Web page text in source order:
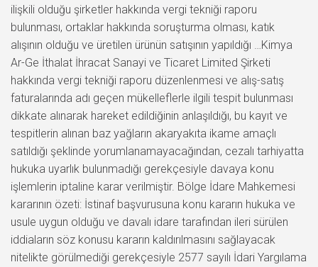
ilişkili olduğu şirketler hakkında vergi tekniği raporu
bulunması, ortaklar hakkında soruşturma olması, katık
alışının olduğu ve üretilen ürünün satışının yapıldığı …Kimya
Ar-Ge İthalat İhracat Sanayi ve Ticaret Limited Şirketi
hakkında vergi tekniği raporu düzenlenmesi ve alış-satış
faturalarında adı geçen mükelleflerle ilgili tespit bulunması
dikkate alınarak hareket edildiğinin anlaşıldığı, bu kayıt ve
tespitlerin alınan baz yağların akaryakıta ikame amaçlı
satıldığı şeklinde yorumlanamayacağından, cezalı tarhiyatta
hukuka uyarlık bulunmadığı gerekçesiyle davaya konu
işlemlerin iptaline karar verilmiştir. Bölge İdare Mahkemesi
kararının özeti: İstinaf başvurusuna konu kararın hukuka ve
usule uygun olduğu ve davalı idare tarafından ileri sürülen
iddiaların söz konusu kararın kaldırılmasını sağlayacak
nitelikte görülmediği gerekçesiyle 2577 sayılı İdari Yargılama